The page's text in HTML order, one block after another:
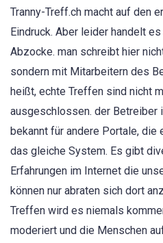
Tranny-Treff.ch macht auf den
Eindruck. Aber leider handelt
Abzocke. man schreibt hier
sondern mit Mitarbeitern des
heißt, echte Treffen sind nicht
ausgeschlossen. der Betreiber
bekannt für andere Portale,
das gleiche System. Es gibt
Erfahrungen im Internet die
können nur abraten sich dort
Treffen wird es niemals
moderiert und die Menschen